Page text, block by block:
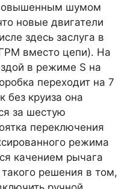
шумом
новые двигатели
здесь заслуга в
вместо цепи). На
в режиме S на
переходит на 7
без круиза она
за шестую
переключения
режима
качением рычага
решения в том,